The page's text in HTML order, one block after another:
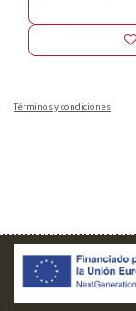
Términos y condiciones